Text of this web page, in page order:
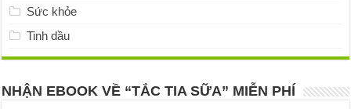
Sức khỏe
Tinh dầu
NHẬN EBOOK VỀ “TẮC TIA SỮA” MIỄN PHÍ